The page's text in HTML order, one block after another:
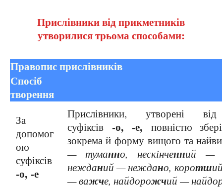
Прислівники від прикметників
утворилися трьома способами:
Правопис прислівників
Спосіб
творення
За
допомог
ою
суфіксів
-о, -е
Прислівники, утворені
суфіксів -о, -е, повністю
зокрема й форму вищого та
— туманно, нескінченний —
нежданий — неждано, коротш
— важче, найдорожчий —